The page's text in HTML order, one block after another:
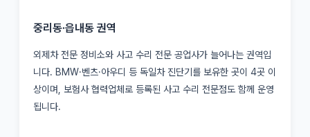
중리동·읍내동 권역
외제차 전문 정비소와 사고 수리 전문 공업사가 늘어나는 권역입
니다. BMW·벤츠·아우디 등 독일차 진단기를 보유한 곳이 4곳 이
상이며, 보험사 협력업체로 등록된 사고 수리 전문점도 함께 운영
됩니다.